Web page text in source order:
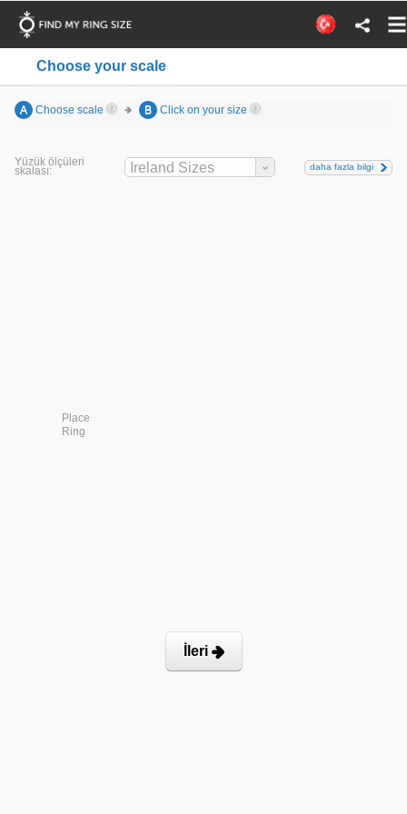
Choose your scale
A Choose scale B Click on your size
Yüzük ölçüleri
skalası: Ireland Sizes daha fazla bilgi
Place
Ring
İleri